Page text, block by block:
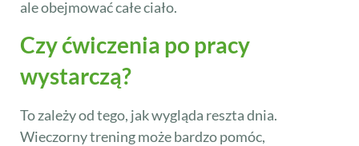
ale obejmować całe ciało.
Czy ćwiczenia po pracy
wystarczą?
To zależy od tego, jak wygląda reszta dnia.
Wieczorny trening może bardzo pomóc,